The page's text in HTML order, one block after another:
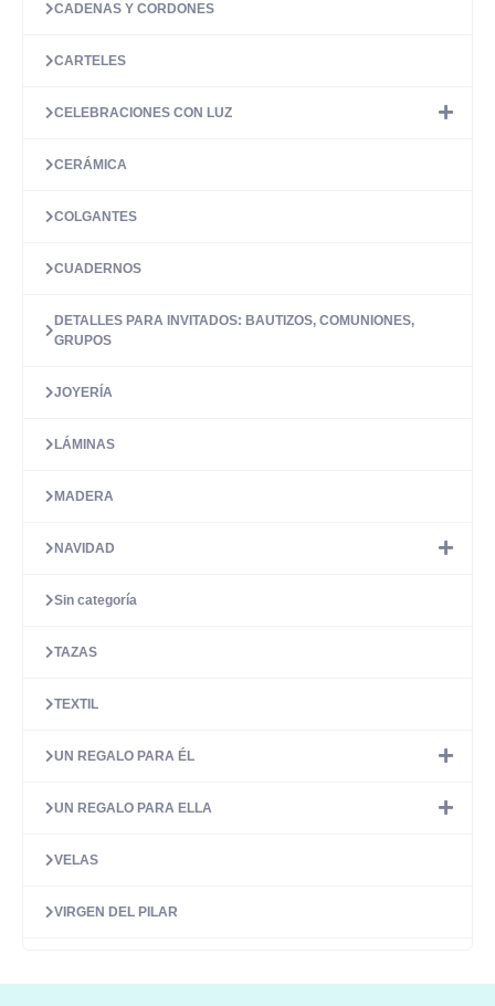
CADENAS Y CORDONES
CARTELES
CELEBRACIONES CON LUZ
CERÁMICA
COLGANTES
CUADERNOS
DETALLES PARA INVITADOS: BAUTIZOS, COMUNIONES,
GRUPOS
JOYERÍA
LÁMINAS
MADERA
NAVIDAD
Sin categoría
TAZAS
TEXTIL
UN REGALO PARA ÉL
UN REGALO PARA ELLA
VELAS
VIRGEN DEL PILAR